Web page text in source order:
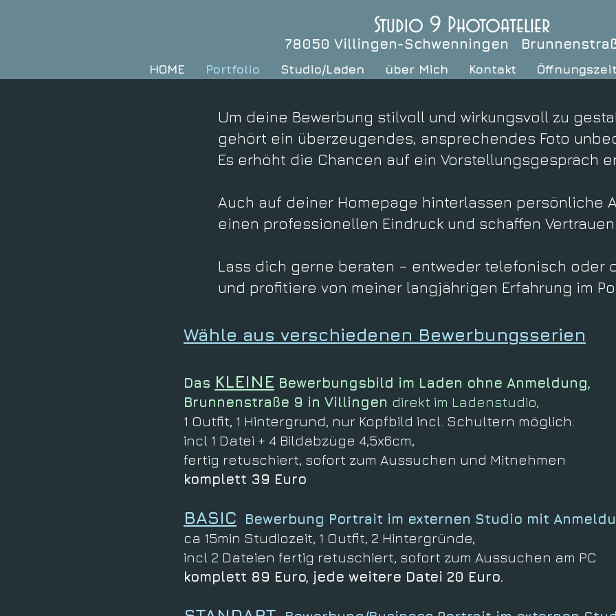
Studio 9 Photoatelier
78050 Villingen-Schwenningen
HOME Portfolio Studio/Laden über Mich Kontakt
Um deine Bewerbung stilvoll und wirkungsvoll zu
gehört ein überzeugendes, ansprechendes Foto
Es erhöht die Chancen auf ein Vorstellungsgespräch
Auch auf deiner Homepage hinterlassen persönliche
einen professionellen Eindruck und schaffen
Lass dich gerne beraten – entweder telefonisch oder
und profitiere von meiner langjährigen Erfahrung im
Wähle aus verschiedenen Bewerbungsserien
Das KLEINE Bewerbungsbild im Laden ohne Anmeldung,
Brunnenstraße 9 in Villingen direkt im Ladenstudio,
1 Outfit, 1 Hintergrund, nur Kopfbild incl. Schultern möglich.
incl 1 Datei + 4 Bildabzüge 4,5x6cm,
fertig retuschiert, sofort zum Aussuchen und Mitnehmen
komplett 39 Euro
BASIC Bewerbung Portrait im externen Studio mit
ca 15min Studiozeit, 1 Outfit, 2 Hintergründe,
incl 2 Dateien fertig retuschiert, sofort zum Aussuchen am PC
komplett 89 Euro, jede weitere Datei 20 Euro.